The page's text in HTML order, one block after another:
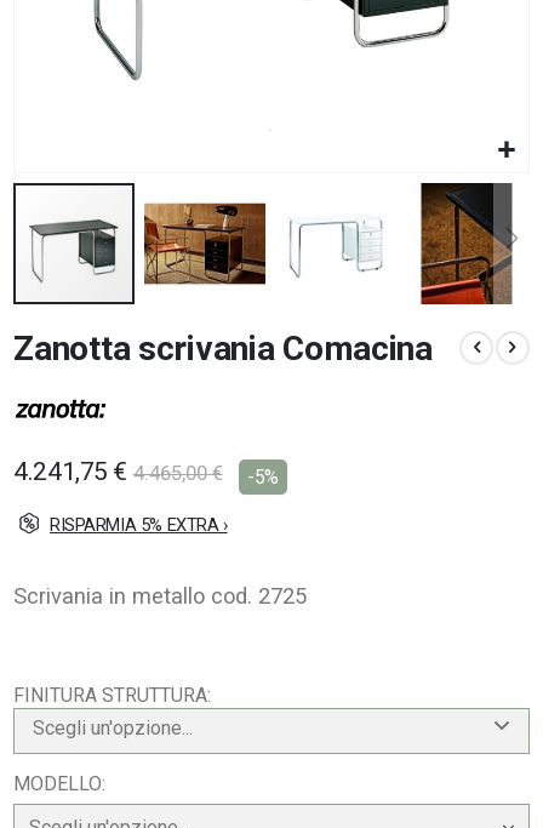
all'inizio
della
di
Zanotta scrivania Comacina
4.241,75 € 4.465,00 € -5%
RISPARMIA 5% EXTRA ›
Scrivania in metallo cod. 2725
FINITURA STRUTTURA
Scegli un'opzione...
MODELLO